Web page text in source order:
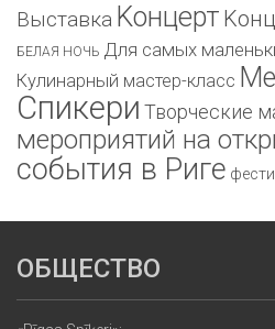
Bыставка Kонцерт
БЕЛАЯ НОЧЬ Для самых
Кулинарный мастер-класс
Спикери Творческие
мероприятий на
события в Риге
ОБЩЕСТВО